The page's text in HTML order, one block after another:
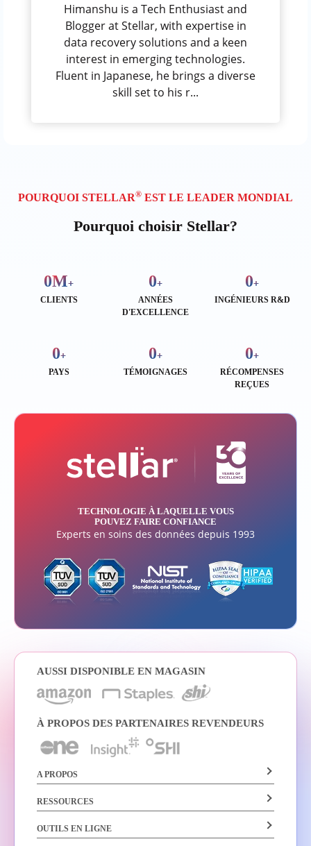
Himanshu is a Tech Enthusiast and
Blogger at Stellar, with expertise in
data recovery solutions and a keen
interest in emerging technologies.
Fluent in Japanese, he brings a diverse
skill set to his r...
POURQUOI STELLAR® EST LE LEADER MONDIAL
Pourquoi choisir Stellar?
0M+
CLIENTS
0+
ANNÉES
D'EXCELLENCE
0+
INGÉNIEURS R&D
0+
PAYS
0+
TÉMOIGNAGES
0+
RÉCOMPENSES
REÇUES
TECHNOLOGIE À LAQUELLE VOUS
POUVEZ FAIRE CONFIANCE
Experts en soins des données depuis 1993
AUSSI DISPONIBLE EN MAGASIN
À PROPOS DES PARTENAIRES REVENDEURS
A PROPOS
RESSOURCES
OUTILS EN LIGNE